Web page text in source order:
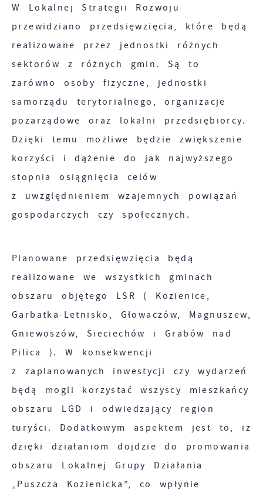
W Lokalnej Strategii Rozwoju
przewidziano przedsięwzięcia, które będą
realizowane przez jednostki różnych
sektorów z różnych gmin. Są to
zarówno osoby fizyczne, jednostki
samorządu terytorialnego, organizacje
pozarządowe oraz lokalni przedsiębiorcy.
Dzięki temu możliwe będzie zwiększenie
korzyści i dążenie do jak najwyższego
stopnia osiągnięcia celów
z uwzględnieniem wzajemnych powiązań
gospodarczych czy społecznych.
Planowane przedsięwzięcia będą
realizowane we wszystkich gminach
obszaru objętego LSR ( Kozienice,
Garbatka-Letnisko, Głowaczów, Magnuszew,
Gniewoszów, Sieciechów i Grabów nad
Pilica ). W konsekwencji
z zaplanowanych inwestycji czy wydarzeń
będą mogli korzystać wszyscy mieszkańcy
obszaru LGD i odwiedzający region
turyści. Dodatkowym aspektem jest to, iż
dzięki działaniom dojdzie do promowania
obszaru Lokalnej Grupy Działania
„Puszcza Kozienicka”, co wpłynie